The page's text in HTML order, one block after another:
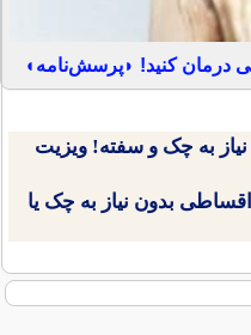
درمان کنید! ◗پرسش‌نامه◖
به چک و سفته! ویزیت
اقساطی بدون نیاز به چک یا